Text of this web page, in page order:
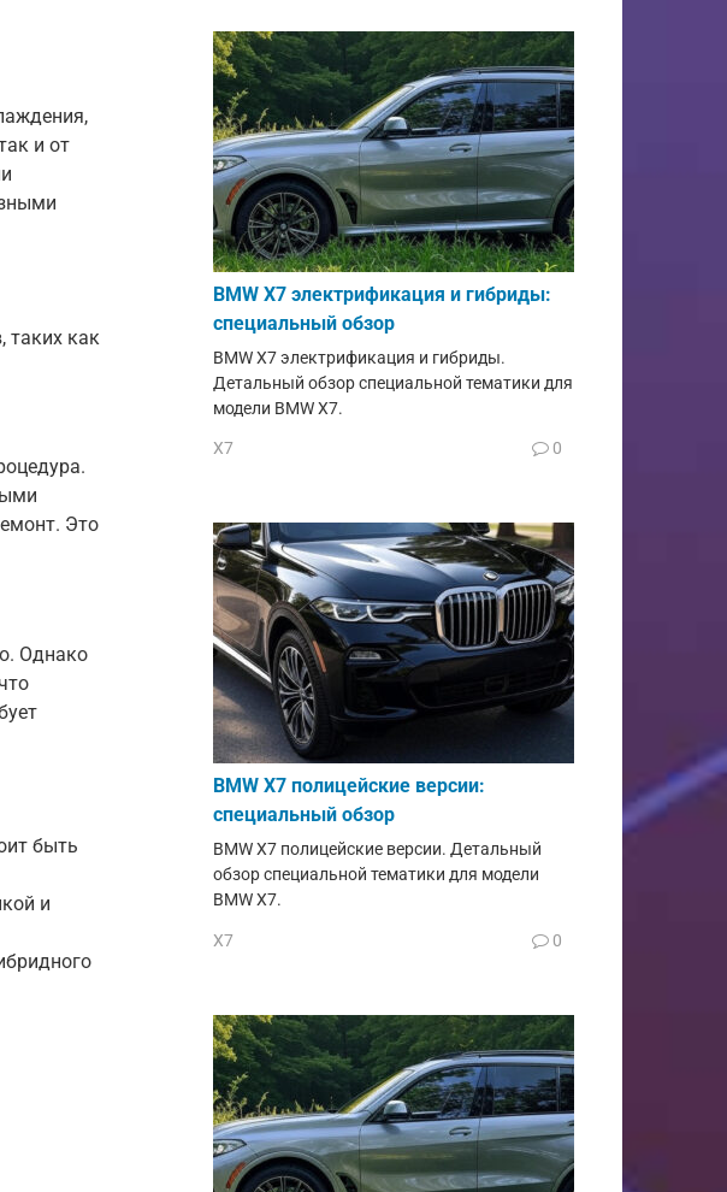
и от
таких как
Это
Однако
быть
и
BMW X7 электрификация и гибриды:
специальный обзор
BMW X7 электрификация и гибриды.
Детальный обзор специальной тематики для
модели BMW X7.
X7 0
BMW X7 полицейские версии:
специальный обзор
BMW X7 полицейские версии. Детальный
обзор специальной тематики для модели
BMW X7.
X7 0